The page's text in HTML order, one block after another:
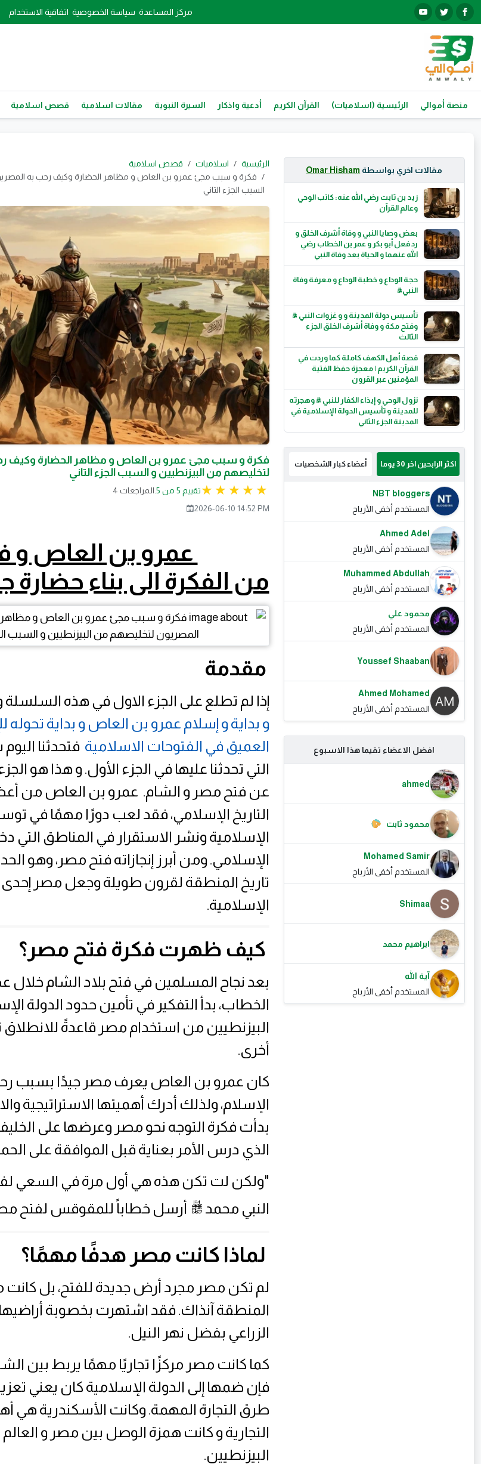
مركز المساعدة سياسة الخصوصية اتفاقية الاستخدام
منصة أموالي الرئيسية (اسلاميات) القرآن الكريم أدعية واذكار السيرة النبوية مقالات اسلامية قصص اسلامية
مقالات اخري بواسطة Omar Hisham
زيد بن ثابت رضي الله عنه: كاتب الوحي
وعالم القرآن
بعض وصايا النبي و وفاة أشرف الخلق و
رد فعل أبو بكر و عمر بن الخطاب رضي
الله عنهما و الحياة بعد وفاة النبي
حجة الوداع و خطبة الوداع و معرفة وفاة
النبيﷺ
تأسيس دولة المدينة و و غزوات النبي ﷺ
وفتح مكة و وفاة أشرف الخلق الجزء
الثالث
قصة أهل الكهف كاملة كما وردت في
القرآن الكريم | معجزة حفظ الفتية
المؤمنين عبر القرون
نزول الوحي و إيذاء الكفار للنبي ﷺ وهجرته
للمدينة و تأسيس الدولة الإسلامية في
المدينة الجزء الثاني
اكثر الرابحين اخر 30 يوما أعضاء كبار الشخصيات
NBT bloggers
المستخدم أخفى الأرباح
Ahmed Adel
المستخدم أخفى الأرباح
Muhammed Abdullah
المستخدم أخفى الأرباح
محمود علي
المستخدم أخفى الأرباح
Youssef Shaaban
Ahmed Mohamed
المستخدم أخفى الأرباح
افضل الاعضاء تقيما هذا الاسبوع
ahmed
محمود ثابت
Mohamed Samir
المستخدم أخفى الأرباح
Shimaa
ابراهيم محمد
آية الله
المستخدم أخفى الأرباح
الرئيسية اسلاميات
قصص اسلامية
فكرة و سبب مجئ عمرو بن العاص و مظاهر الحضارة وكيف رحب به
السبب الجزء التاني
فكرة و سبب مجئ عمرو بن العاص و مظاهر الحضارة وكيف
لتخليصهم من البيزنطيين و السبب الجزء التاني
تقييم 5 من 5.
4 المراجعات
2026-06-10 14:52 PM
عمرو بن العاص و
من الفكرة الى بناء حضارة
مقدمة
إذا لم تطلع على الجزء الاول في هذه
و بداية و إسلام عمرو بن العاص و بداية تحوله
العميق في الفتوحات الاسلامية فتحدثنا
التي تحدثنا عليها في الجزء الأول. و هذا هو
عن فتح مصر و الشام. عمرو بن العاص من
التاريخ الإسلامي، فقد لعب دورًا مهمًا في
الإسلامية ونشر الاستقرار في المناطق التي
الإسلامي. ومن أبرز إنجازاته فتح مصر، وهو
تاريخ المنطقة لقرون طويلة وجعل مصر إحدى
الإسلامية.
كيف ظهرت فكرة فتح مصر؟
بعد نجاح المسلمين في فتح بلاد الشام خلال
الخطاب، بدأ التفكير في تأمين حدود الدولة
البيزنطيين من استخدام مصر قاعدةً للانطلاق
أخرى.
كان عمرو بن العاص يعرف مصر جيدًا بسبب
الإسلام، ولذلك أدرك أهميتها الاستراتيجية
بدأت فكرة التوجه نحو مصر وعرضها على
الذي درس الأمر بعناية قبل الموافقة على
"ولكن لت تكن هذه هي أول مرة في السعي
النبي محمد ﷺ أرسل خطاباً للمقوقس لفتح
لماذا كانت مصر هدفًا مهمًا؟
لم تكن مصر مجرد أرض جديدة للفتح، بل
المنطقة آنذاك. فقد اشتهرت بخصوبة أراضيها
الزراعي بفضل نهر النيل.
كما كانت مصر مركزًا تجاريًا مهمًا يربط بين
فإن ضمها إلى الدولة الإسلامية كان يعني
طرق التجارة المهمة. وكانت الأسكندرية هي
التجارية و كانت همزة الوصل بين مصر و
البيزنطيين.